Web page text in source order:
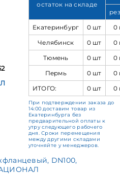
остаток на складе
Екатеринбург
0 шт
0
Челябинск
0 шт
0
Тюмень
0 шт
0
Пермь
0 шт
0
ИТОГО:
0 шт 0
При подтверждении заказа до
14:00 доставим товар из
Екатеринбурга без
предварительной оплаты к
утру следующего рабочего
дня. Сроки перемещения
между другими складами
уточняйте у менеджеров.
DN100,